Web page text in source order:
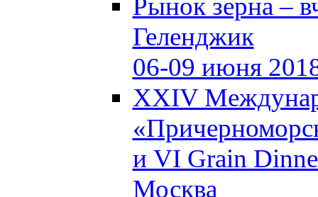
Рынок зерна –
Геленджик
06-09 июня
XXIV
и VI Grain
Москва